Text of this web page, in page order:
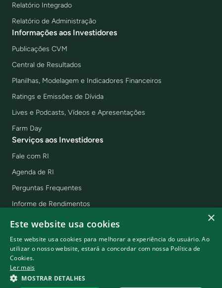
Relatório Integrado
Relatório de Administração
Informações aos Investidores
Publicações CVM
Central de Resultados
Planilhas, Modelagem e Indicadores Financeiros
Ratings e Emissões de Dívida
Lives e Podcasts, Vídeos e Apresentações
Farm Day
Serviços aos Investidores
Fale com RI
Agenda de RI
Perguntas Frequentes
Informe de Rendimentos
Cadastre-se no Mailing
Central de RI para Investidores PF
×
Este website usa cookies
Este website usa cookies para melhorar a experiência do usuário. Ao
utilizar o nosso website, estará a concordar com nossa Política de
Cookies.
Ler mais
MOSTRAR DETALHES